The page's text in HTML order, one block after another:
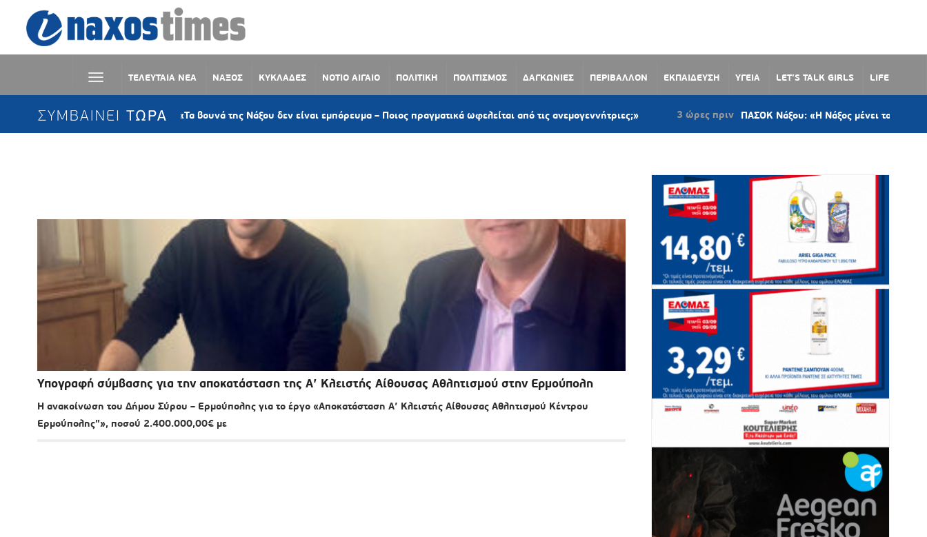
ΤΕΛΕΥΤΑΙΑ ΝΕΑ ΝΑΞΟΣ ΚΥΚΛΑΔΕΣ ΝΟΤΙΟ ΑΙΓΑΙΟ ΠΟΛΙΤΙΚΗ ΠΟΛΙΤΙΣΜΟΣ ΔΑΓΚΩΝΙΕΣ ΠΕΡΙΒΑΛΛΟΝ ΕΚΠΑΙΔΕΥΣΗ ΥΓΕΙΑ LET’S TALK GIRLS LIFE
ΣΥΜΒΑΙΝΕΙ ΤΩΡΑ
Μιχάλης Σέργης: «Τα βουνά της Νάξου δεν είναι εμπόρευμα – Ποιος πραγματικά ωφελείται από τις ανεμογεννήτριες;» 3 ώρες πριν ΠΑΣΟΚ Νάξου: «Η Νάξος μένει το μοναδικό νησί
Υπογραφή σύμβασης για την αποκατάσταση της Α’ Κλειστής Αίθουσας Αθλητισμού στην Ερμούπολη
H ανακοίνωση του Δήμου Σύρου – Ερμούπολης για το έργο «Αποκατάσταση Α’ Κλειστής Αίθουσας Αθλητισμού Κέντρου
Ερμούπολης”», ποσού 2.400.000,00€ με